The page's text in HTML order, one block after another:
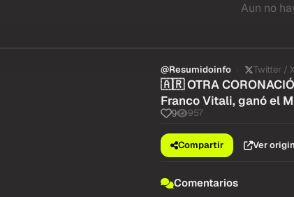
Aun no
@Resumidoinfo Twitter / X
🇦🇷 OTRA
Franco Vitali, ganó el
9 957
Compartir Ver
Comentarios